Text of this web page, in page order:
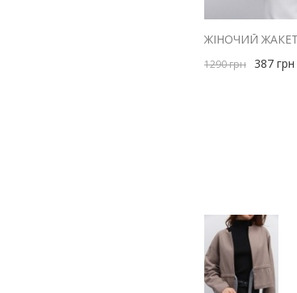
1290грн 387 грн